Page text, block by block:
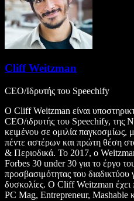
Cliff Weitzman
CEO/Ιδρυτής του Speechify
Ο Cliff Weitzman είναι
CEO/ιδρυτής του Speechify, της
κειμένου σε ομιλία παγκοσμίως,
πέντε αστέρων και πρώτη θέση
& Περιοδικά. Το 2017, ο
Forbes 30 under 30 για το έργο
προσβασιμότητας του
δυσκολίες. Ο Cliff Weitzman έχει
PC Mag, Entrepreneur, Mashable